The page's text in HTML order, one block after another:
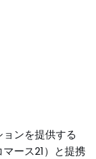
ンを提供する
ース21）と提携